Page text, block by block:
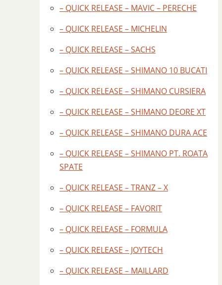
– QUICK RELEASE – MAVIC – PERECHE
– QUICK RELEASE – MICHELIN
– QUICK RELEASE – SACHS
– QUICK RELEASE – SHIMANO 10 BUCATI
– QUICK RELEASE – SHIMANO CURSIERA
– QUICK RELEASE – SHIMANO DEORE XT
– QUICK RELEASE – SHIMANO DURA ACE
– QUICK RELEASE – SHIMANO PT. ROATA
SPATE
– QUICK RELEASE – TRANZ – X
– QUICK RELEASE – FAVORIT
– QUICK RELEASE – FORMULA
– QUICK RELEASE – JOYTECH
– QUICK RELEASE – MAILLARD